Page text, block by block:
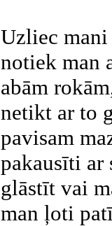
Uzliec mani
notiek man
abām
netikt ar to
pavisam
pakausīti ar
glāstīt vai
man ļoti